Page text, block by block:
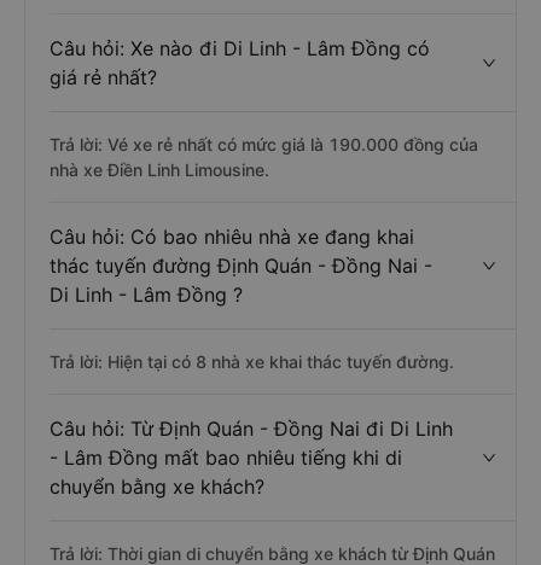
Câu hỏi: Xe nào đi Di Linh - Lâm Đồng có
giá rẻ nhất?
Trả lời: Vé xe rẻ nhất có mức giá là 190.000 đồng của
nhà xe Điền Linh Limousine.
Câu hỏi: Có bao nhiêu nhà xe đang khai
thác tuyến đường Định Quán - Đồng Nai -
Di Linh - Lâm Đồng ?
Trả lời: Hiện tại có 8 nhà xe khai thác tuyến đường.
Câu hỏi: Từ Định Quán - Đồng Nai đi Di Linh
- Lâm Đồng mất bao nhiêu tiếng khi di
chuyển bằng xe khách?
Trả lời: Thời gian di chuyển bằng xe khách từ Định Quán